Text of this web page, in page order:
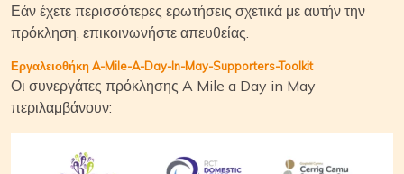
Εάν έχετε περισσότερες ερωτήσεις σχετικά με αυτήν την
πρόκληση, επικοινωνήστε απευθείας.
Εργαλειοθήκη A-Mile-A-Day-In-May-Supporters-Toolkit
Οι συνεργάτες πρόκλησης A Mile a Day in May
περιλαμβάνουν: